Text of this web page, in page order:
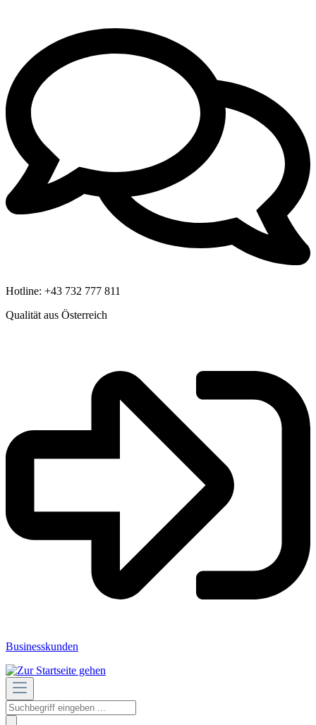
Hotline: +43 732 777 811
Qualität aus Österreich
Businesskunden